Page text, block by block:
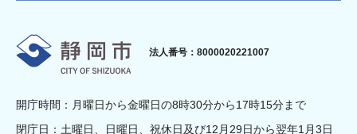
静岡市
法人番号：8000020221007
開庁時間：月曜日から金曜日の8時30分から17時15分まで
閉庁日：土曜日、日曜日、祝休日及び12月29日から翌年1月3日